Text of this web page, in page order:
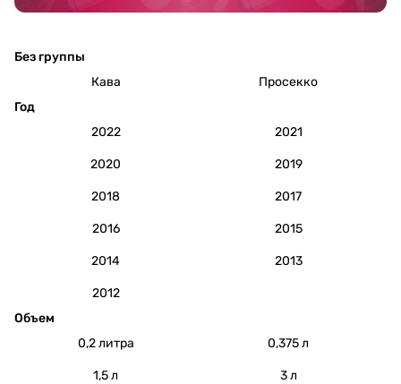
Без группы
Кава
Просекко
Год
2022
2021
2020 2019
2018 2017
2016 2015
2014 2013
2012
Объем
0,2 литра
0,375 л
1,5 л 3 л